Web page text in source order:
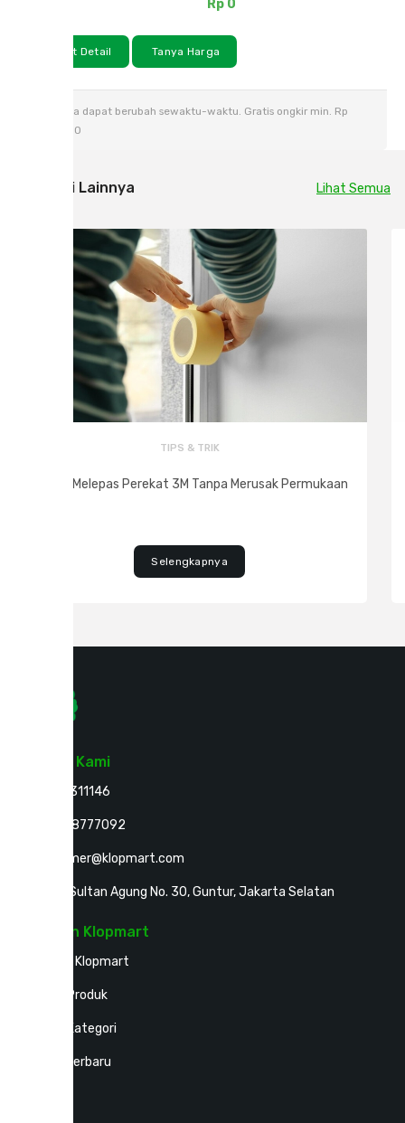
Rp 0
Lihat Detail Tanya Harga
Harga dapat berubah sewaktu-waktu. Gratis ongkir min. Rp
500.000
Inspirasi Lainnya Lihat Semua
TIPS & TRIK
5 Cara Melepas Perekat 3M Tanpa Merusak Permukaan
Selengkapnya
Hubungi Kami
021-8311146
+62818777092
customer@klopmart.com
Jalan Sultan Agung No. 30, Guntur, Jakarta Selatan
Layanan Klopmart
Tentang Klopmart
Semua Produk
Semua Kategori
Produk Terbaru